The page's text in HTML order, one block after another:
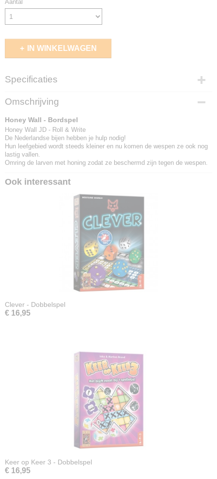
Aantal
IN WINKELWAGEN
Specificaties
EAN code
8720938477188
Omschrijving
Honey Wall - Bordspel
Honey Wall JD - Roll & Write
De Nederlandse bijen hebben je hulp nodig!
Hun leefgebied wordt steeds kleiner en nu komen de wespen ze ook nog
lastig vallen.
Omring de larven met honing zodat ze beschermd zijn tegen de wespen.
Ook interessant
Clever - Dobbelspel
€ 16,95
Keer op Keer 3 - Dobbelspel
€ 16,95